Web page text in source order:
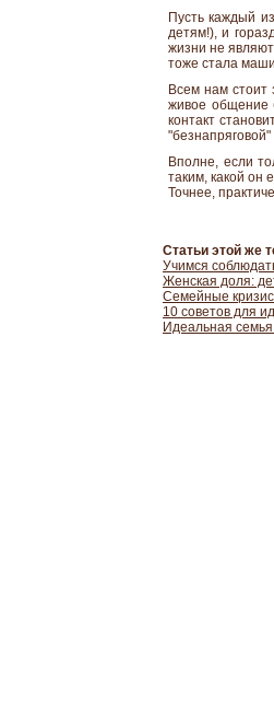
Пусть каждый
детям!), и
жизни не
тоже стала
Всем нам стоит
живое общение
контакт
Вполне, если
таким, какой он
Точнее,
Статьи этой же
Учимся
Женская доля:
Семейные
10 советов для
Идеальная